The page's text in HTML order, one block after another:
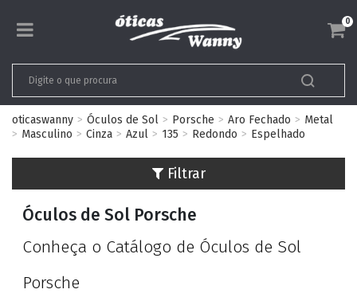
0
oticaswanny Óculos de Sol Porsche Aro Fechado
Metal
Masculino
Cinza Azul 135 Redondo Espelhado
Filtrar
Óculos de Sol Porsche
Conheça o Catálogo de Óculos de Sol
Porsche